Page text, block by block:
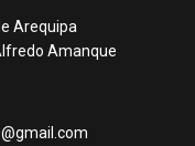
Arequipa
Amanque